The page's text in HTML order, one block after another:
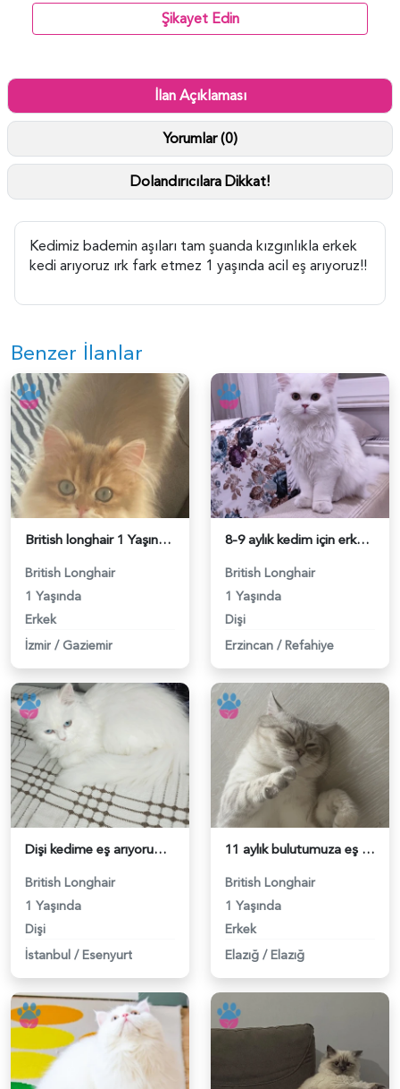
Şikayet Edin
İlan Açıklaması
Yorumlar (0)
Dolandırıcılara Dikkat!
Kedimiz bademin aşıları tam şuanda kızgınlıkla erkek
kedi arıyoruz ırk fark etmez 1 yaşında acil eş arıyoruz!!
Benzer İlanlar
British longhair 1 Yaşında Eş Arıyor - 118984672
British Longhair
1 Yaşında
Erkek
İzmir / Gaziemir
8-9 aylık kedim için erkek aynı cins kedi arıyoruz - 118984615
British Longhair
1 Yaşında
Dişi
Erzincan / Refahiye
Dişi kedime eş arıyorum Esenyurt ve civarı tercihimizdir - 118984616
British Longhair
1 Yaşında
Dişi
İstanbul / Esenyurt
11 aylık bulutumuza eş arıyoruz - 118984619
British Longhair
1 Yaşında
Erkek
Elazığ / Elazığ